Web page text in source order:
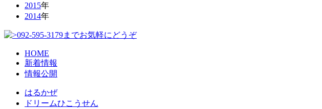
2015年
2014年
HOME
新着情報
情報公開
はるかぜ
ドリームひこうせん